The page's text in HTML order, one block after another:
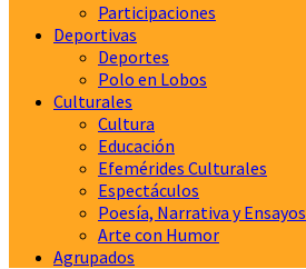
Participaciones
Deportivas
Deportes
Polo en Lobos
Culturales
Cultura
Educación
Efemérides Culturales
Espectáculos
Poesía, Narrativa y Ensayos
Arte con Humor
Agrupados